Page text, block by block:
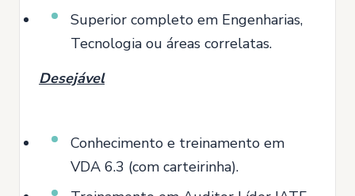
Superior completo em Engenharias,
Tecnologia ou áreas correlatas.
Desejável
Conhecimento e treinamento em
VDA 6.3 (com carteirinha).